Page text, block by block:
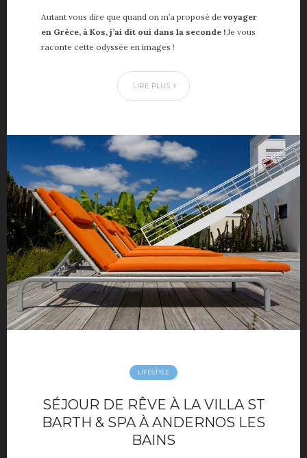
Autant vous dire que quand on m’a proposé de voyager
en Grèce, à Kos, j’ai dit oui dans la seconde ! Je vous
raconte cette odyssée en images !
LIRE PLUS
LIFESTYLE
SÉJOUR DE RÊVE À LA VILLA ST
BARTH & SPA À ANDERNOS LES
BAINS